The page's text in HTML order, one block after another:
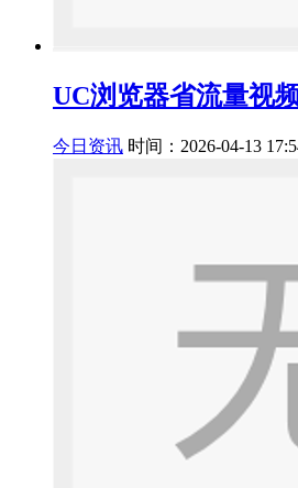
UC浏览器省流量视
今日资讯 时间：2026-04-13